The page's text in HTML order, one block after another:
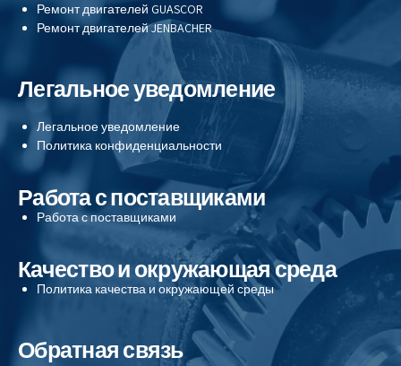
Ремонт двигателей GUASCOR
Ремонт двигателейJENBACHER
Легальное уведомление
Легальное уведомление
Политика конфиденциальности
Работа с поставщиками
Работа с поставщиками
Качество и окружающая среда
Политика качества и окружающей среды
Обратная связь